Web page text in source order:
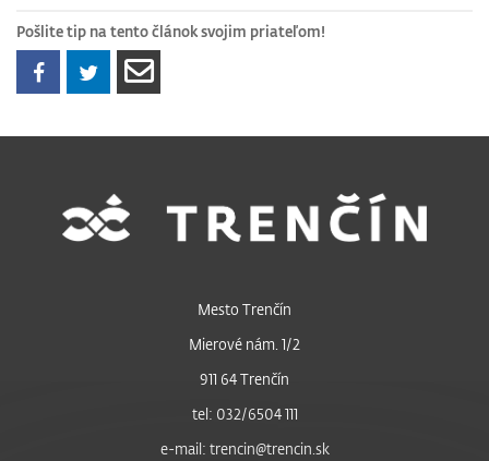
Pošlite tip na tento článok svojim priateľom!
Mesto Trenčín
Mierové nám. 1/2
911 64 Trenčín
tel: 032/6504 111
e-mail: trencin@trencin.sk